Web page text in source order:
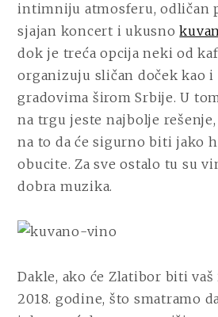
intimniju atmosferu, odličan
sjajan koncert i ukusno
dok je treća opcija neki od
organizuju sličan doček kao
gradovima širom Srbije. U
na trgu jeste najbolje
na to da će sigurno biti jako
obucite. Za sve ostalo tu su
dobra muzika.
Dakle, ako će Zlatibor biti
2018. godine, što smatramo